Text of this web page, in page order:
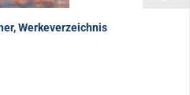
Werkeverzeichnis